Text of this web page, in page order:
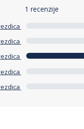
1 recenzije